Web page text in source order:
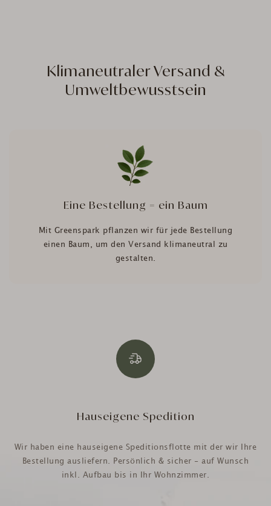
Klimaneutraler Versand &
Umweltbewusstsein
Eine Bestellung = ein Baum
Mit Greenspark pflanzen wir für jede Bestellung
einen Baum, um den Versand klimaneutral zu
gestalten.
Hauseigene Spedition
Wir haben eine hauseigene Speditionsflotte mit der wir Ihre
Bestellung ausliefern. Persönlich & sicher - auf Wunsch
inkl. Aufbau bis in Ihr Wohnzimmer.